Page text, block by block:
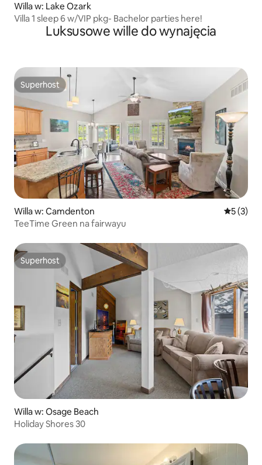
Willa w: Lake Ozark
Villa 1 sleep 6 w/VIP pkg- Bachelor parties here!
Luksusowe wille do wynajęcia
Superhost
Superhost
Willa w: Camdenton Średnia
5 (3)
TeeTime Green na fairwayu
Superhost
Superhost
Willa w: Osage Beach
Holiday Shores 30